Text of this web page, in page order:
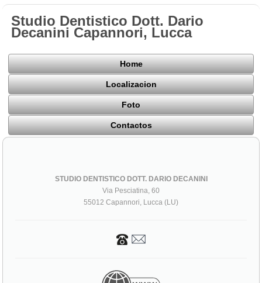
Studio Dentistico Dott. Dario
Decanini Capannori, Lucca
Home
Localizacion
Foto
Contactos
STUDIO DENTISTICO DOTT. DARIO DECANINI
Via Pesciatina, 60
55012 Capannori, Lucca (LU)